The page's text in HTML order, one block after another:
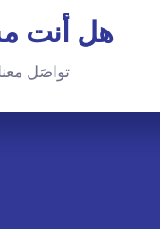
هل أنت
تواصَل